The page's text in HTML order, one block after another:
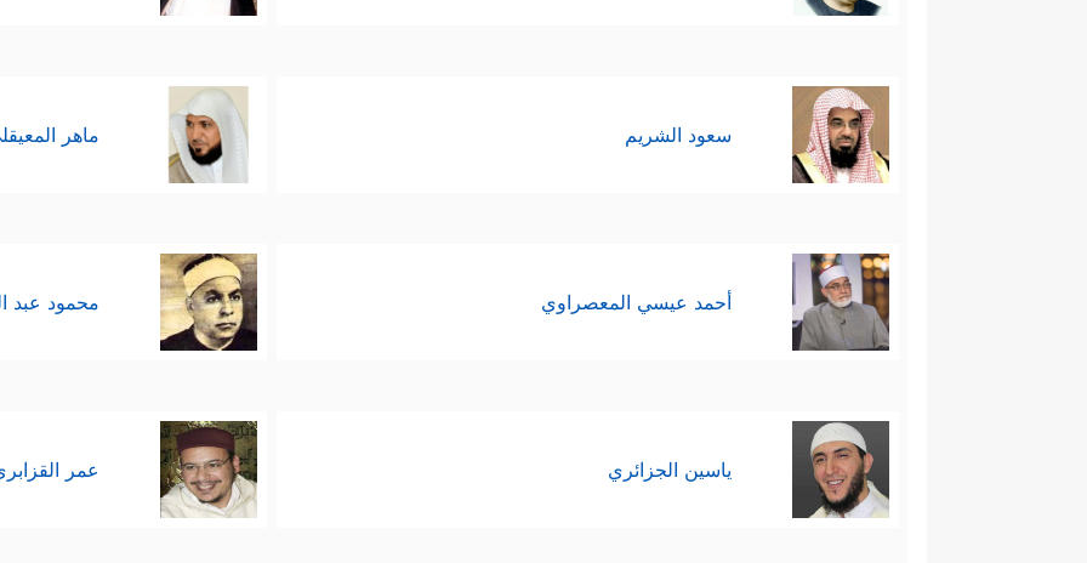
سعود الشريم ماهر
أحمد عيسي المعصراوي محمود عبد
ياسين الجزائري عمر